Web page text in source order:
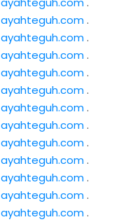
ayahteguh.com.
ayahteguh.com.
ayahteguh.com.
ayahteguh.com.
ayahteguh.com.
ayahteguh.com.
ayahteguh.com.
ayahteguh.com.
ayahteguh.com.
ayahteguh.com.
ayahteguh.com.
ayahteguh.com.